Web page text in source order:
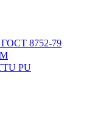
8752-79
PU